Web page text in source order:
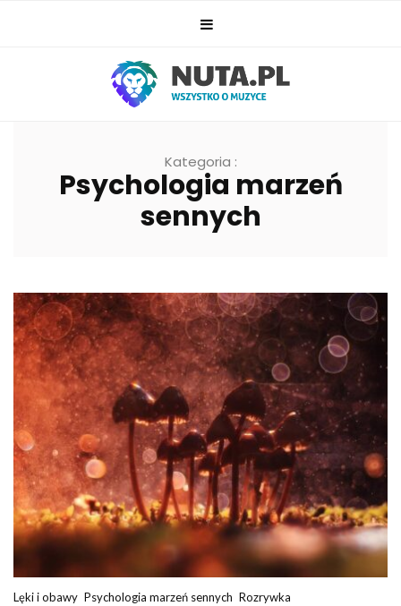
Kategoria :
Psychologia marzeń
sennych
Lęki i obawy Psychologia marzeń sennych Rozrywka